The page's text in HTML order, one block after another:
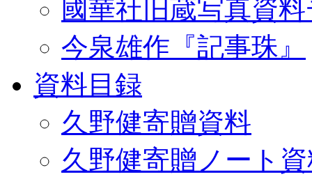
國華社旧蔵写真資
今泉雄作『記事珠』
資料目録
久野健寄贈資料
久野健寄贈ノート